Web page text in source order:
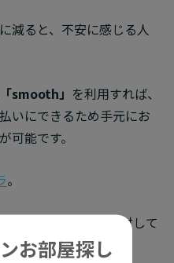
お部屋探し
減ると、不安に感じる人
smooth」 を利用すれば、
いにできるため手元にお
可能です。
。
」の利用を検討して